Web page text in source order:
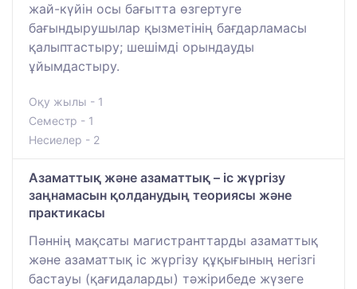
жай-күйін осы бағытта өзгертуге
бағындырушылар қызметінің бағдарламасы
қалыптастыру; шешімді орындауды
ұйымдастыру.
Оқу жылы - 1
Семестр - 1
Несиелер - 2
Азаматтық және азаматтық – іс жүргізу
заңнамасын қолданудың теориясы және
практикасы
Пәннің мақсаты магистранттарды азаматтық
және азаматтық іс жүргізу құқығының негізгі
бастауы (қағидаларды) тәжірибеде жүзеге